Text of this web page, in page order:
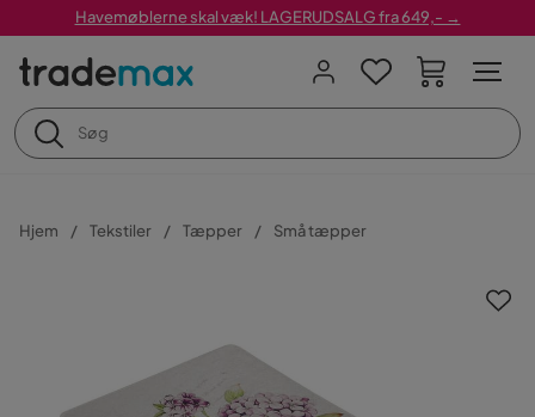
Havemøblerne skal væk! LAGERUDSALG fra 649,- →
Hjem Tekstiler Tæpper Små tæpper